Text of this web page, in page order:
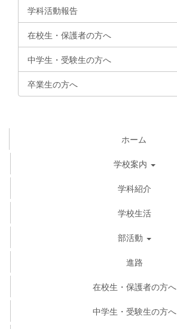
学科活動報告
在校生・保護者の方へ
中学生・受験生の方へ
卒業生の方へ
ホーム
学校案内
学科紹介
学校生活
部活動
進路
在校生・保護者の方へ
中学生・受験生の方へ